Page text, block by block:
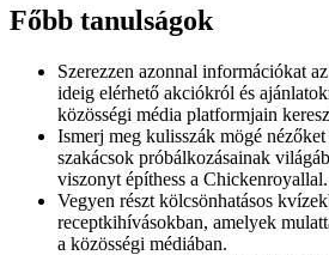
Főbb tanulságok
Szerezzen azonnal információkat
ideig elérhető akciókról és
közösségi média platformjain
Ismerj meg kulisszák mögé nézőket
szakácsok próbálkozásainak
viszonyt építhess a Chickenroyallal.
Vegyen részt kölcsönhatásos
receptkihívásokban, amelyek
a közösségi médiában.